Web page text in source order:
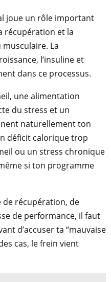
joue un rôle important
récupération et la
La
l’insuline et
dans ce processus.
une alimentation
du stress et un
naturellement ton
déficit calorique trop
ou un stress chronique
si ton programme
récupération, de
de performance, il faut
d’accuser ta “mauvaise
cas, le frein vient